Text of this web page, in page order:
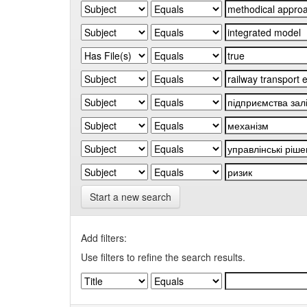
Start a new search
Add filters:
Use filters to refine the search results.